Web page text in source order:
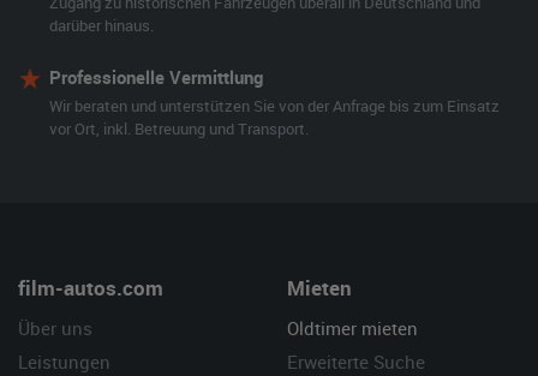
darüber hinaus.
Professionelle Vermittlung
Wir beraten und unterstützen Sie von der Anfrage bis zum Einsatz
vor Ort, inkl. Betreuung und Transport.
film-autos.com
Über uns
Leistungen
Mieten
Oldtimer mieten
Erweiterte Suche